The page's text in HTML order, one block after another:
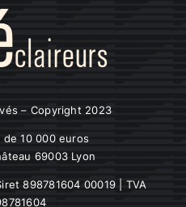
– Copyright 2023
de 10 000 euros
69003 Lyon
898781604 00019 | TVA